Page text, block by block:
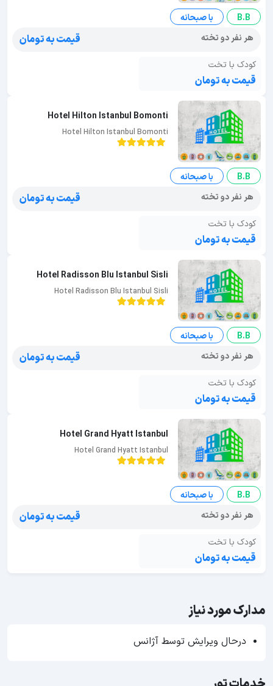
B.B
با صبحانه
هر نفر دو تخته
قیمت به تومان
کودک با تخت
قیمت به تومان
Hotel Hilton Istanbul Bomonti
Hotel Hilton Istanbul Bomonti
B.B
با صبحانه
هر نفر دو تخته
قیمت به تومان
کودک با تخت
قیمت به تومان
Hotel Radisson Blu Istanbul Sisli
Hotel Radisson Blu Istanbul Sisli
B.B
با صبحانه
هر نفر دو تخته
قیمت به تومان
کودک با تخت
قیمت به تومان
Hotel Grand Hyatt Istanbul
Hotel Grand Hyatt Istanbul
B.B
با صبحانه
هر نفر دو تخته
قیمت به تومان
کودک با تخت
قیمت به تومان
مدارک مورد نیاز
درحال ویرایش توسط آژانس